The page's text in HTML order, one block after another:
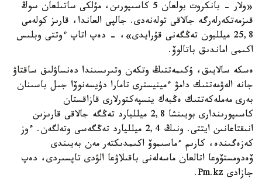
«ولار - بانكروت بولعان 5 كاسىپورىن، مۇلكى ساتىلعان سوڭ
قىزمەتكەرلەرگە جالاقى تولەنەدى. جالپى العاندا، قارىز كولەمى
25,8 ميلليون تەڭگەنى قۇرايدى»، - دەپ اتاپ ءوتتى وبلىس
اكىمى اماندىق باتالوۆ.
ەسكە سالايىق، ۇكىمەتتىڭ وتكەن وتىرىسىندا دەنساۋلىق ساقتاۋ
جانە الەۋمەتتىك دامۋ ءمينيسترى تامارا دۇيسەنوۆا جىل باسىنان
بەرى مەملەكەتتىك ەڭبەك ينسپەكتورلارى قازاقستان
كاسىپورىندارى بويىنشا 2,8 ميلليارد تەڭگە جالاقى قارىزىن
انىقتاعانىن ايتتى. ونىڭ 2,4 ميلليارد تەڭگەسى وتەلگەن. ءوز
كەزەگىندە، كارىم ءماسىموۆ اكىمدىكتەر مەن بەيىندى
ۆەدومستۆوعا اتالعان ماسەلەنى باقىلاۋعا الۋدى تاپسىردى، دەپ
جازادى Pm.kz.